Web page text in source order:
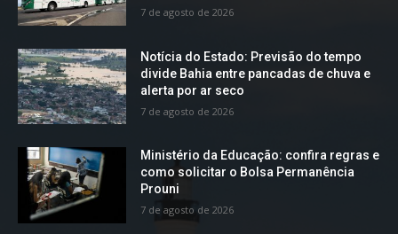
7 de agosto de 2026
Notícia do Estado: Previsão do tempo
divide Bahia entre pancadas de chuva e
alerta por ar seco
7 de agosto de 2026
Ministério da Educação: confira regras e
como solicitar o Bolsa Permanência
Prouni
7 de agosto de 2026